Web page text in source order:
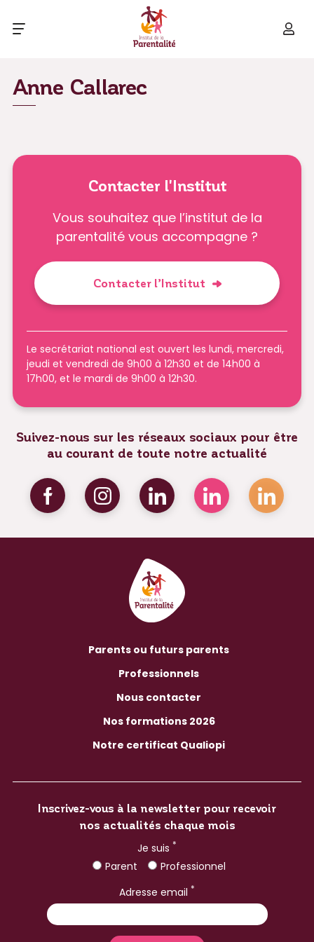
Anne Callarec
Contacter l'Institut
Vous souhaitez que l’institut de la
parentalité vous accompagne ?
Contacter l’Institut
Le secrétariat national est ouvert les lundi, mercredi,
jeudi et vendredi de 9h00 à 12h30 et de 14h00 à
17h00, et le mardi de 9h00 à 12h30.
Suivez-nous sur les réseaux sociaux pour être
au courant de toute notre actualité
Parents ou futurs parents
Professionnels
Nous contacter
Nos formations 2026
Notre certificat Qualiopi
Inscrivez-vous à la newsletter pour recevoir
nos actualités chaque mois
Je suis *
Parent
Professionnel
Adresse email *